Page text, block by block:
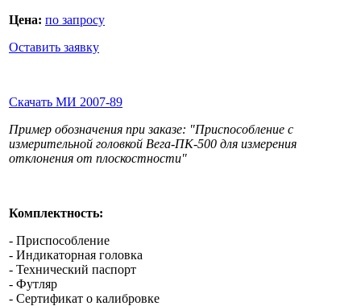
Цена: по запросу
Оставить заявку
Скачать МИ 2007-89
Пример обозначения при заказе: "Приспособление с
измерительной головкой Вега-ПК-500 для измерения
отклонения от плоскостности"
Комплектность:
- Приспособление
- Индикаторная головка
- Технический паспорт
- Футляр
- Сертификат о калибровке